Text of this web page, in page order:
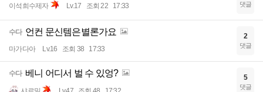
이석희수제자 Lv.17 조회 22 17:33 댓글
수다 언컨 문신템은별론가요
마가다아 Lv.16 조회 38 17:33
2
댓글
수다 베니 어디서 벌 수 있엉? 5
댓글